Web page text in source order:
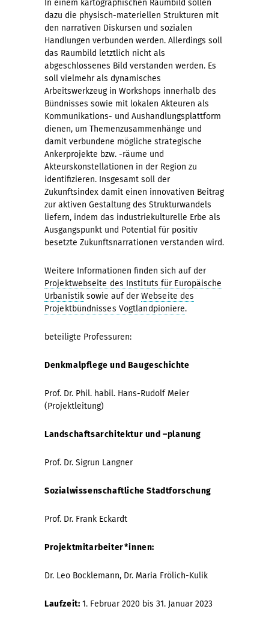
In einem kartographischen Raumbild sollen
dazu die physisch-materiellen Strukturen mit
den narrativen Diskursen und sozialen
Handlungen verbunden werden. Allerdings soll
das Raumbild letztlich nicht als
abgeschlossenes Bild verstanden werden. Es
soll vielmehr als dynamisches
Arbeitswerkzeug in Workshops innerhalb des
Bündnisses sowie mit lokalen Akteuren als
Kommunikations- und Aushandlungsplattform
dienen, um Themenzusammenhänge und
damit verbundene mögliche strategische
Ankerprojekte bzw. -räume und
Akteurskonstellationen in der Region zu
identifizieren. Insgesamt soll der
Zukunftsindex damit einen innovativen Beitrag
zur aktiven Gestaltung des Strukturwandels
liefern, indem das industriekulturelle Erbe als
Ausgangspunkt und Potential für positiv
besetzte Zukunftsnarrationen verstanden wird.
Weitere Informationen finden sich auf der
Projektwebseite des Instituts für Europäische
Urbanistik sowie auf derWebseite des
Projektbündnisses Vogtlandpioniere.
beteiligte Professuren:
Denkmalpflege und Baugeschichte
Prof. Dr. Phil. habil. Hans-Rudolf Meier
(Projektleitung)
Landschaftsarchitektur und –planung
Prof. Dr. Sigrun Langner
Sozialwissenschaftliche Stadtforschung
Prof. Dr. Frank Eckardt
Projektmitarbeiter*innen:
Dr. Leo Bocklemann, Dr. Maria Frölich-Kulik
Laufzeit: 1. Februar 2020 bis 31. Januar 2023